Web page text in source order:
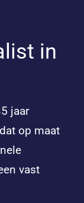
in
jaar
op maat
vast